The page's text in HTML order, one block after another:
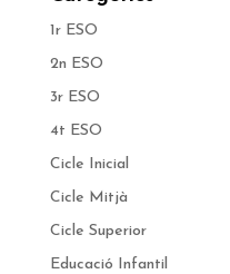
1r ESO
2n ESO
3r ESO
4t ESO
Cicle Inicial
Cicle Mitjà
Cicle Superior
Educació Infantil